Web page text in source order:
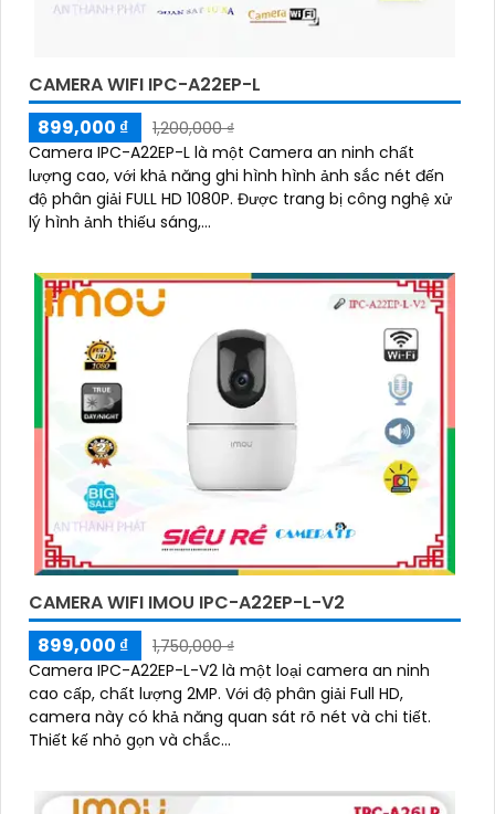
CAMERA WIFI IPC-A22EP-L
899,000 ₫
1,200,000 ₫
Camera IPC-A22EP-L là một Camera an ninh chất
lượng cao, với khả năng ghi hình hình ảnh sắc nét đến
độ phân giải FULL HD 1080P. Được trang bị công nghệ xử
lý hình ảnh thiếu sáng,...
CAMERA WIFI IMOU IPC-A22EP-L-V2
899,000 ₫
1,750,000 ₫
Camera IPC-A22EP-L-V2 là một loại camera an ninh
cao cấp, chất lượng 2MP. Với độ phân giải Full HD,
camera này có khả năng quan sát rõ nét và chi tiết.
Thiết kế nhỏ gọn và chắc...